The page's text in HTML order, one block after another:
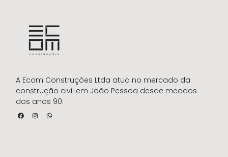
A Ecom Construções Ltda atua no mercado da
construção civil em João Pessoa desde meados
dos anos 90.